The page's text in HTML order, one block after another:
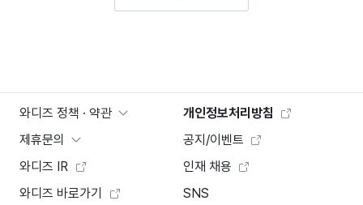
와디즈 정책 · 약관
개인정보처리방침
제휴문의
공지/이벤트
와디즈 IR
인재 채용
와디즈 바로가기
SNS